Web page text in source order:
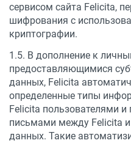
сервисом сайта Felicita,
шифрования с
криптографии.
1.5. В дополнение к
предоставляющимися
данных, Felicita
определенные типы
Felicita пользователями
письмами между Felicita
данных. Такие